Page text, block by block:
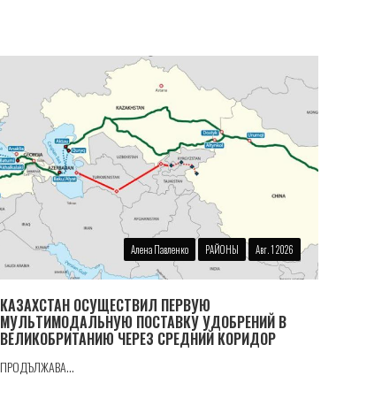
Алена Павленко РАЙОНЫ Авг. 1 2026
КАЗАХСТАН ОСУЩЕСТВИЛ ПЕРВУЮ
МУЛЬТИМОДАЛЬНУЮ ПОСТАВКУ УДОБРЕНИЙ В
ВЕЛИКОБРИТАНИЮ ЧЕРЕЗ СРЕДНИЙ КОРИДОР
ПРОДЪЛЖАВА...